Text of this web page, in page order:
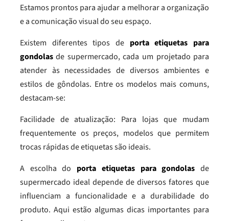
Estamos prontos para ajudar a melhorar a organização
e a comunicação visual do seu espaço.
Existem diferentes tipos de porta etiquetas para
gondolasde supermercado, cada um projetado para
atender às necessidades de diversos ambientes e
estilos de gôndolas. Entre os modelos mais comuns,
destacam-se:
Facilidade de atualização: Para lojas que mudam
frequentemente os preços, modelos que permitem
trocas rápidas de etiquetas são ideais.
A escolha do porta etiquetas para gondolas de
supermercado ideal depende de diversos fatores que
influenciam a funcionalidade e a durabilidade do
produto. Aqui estão algumas dicas importantes para